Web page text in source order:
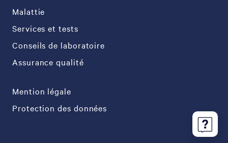
Malattie
Services et tests
Conseils de laboratoire
Assurance qualité
Mention légale
Protection des données